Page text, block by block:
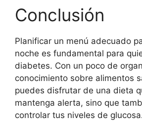
Conclusión
Planificar un menú adecuado
noche es fundamental para
diabetes. Con un poco de
conocimiento sobre alimentos
puedes disfrutar de una dieta
mantenga alerta, sino que
controlar tus niveles de